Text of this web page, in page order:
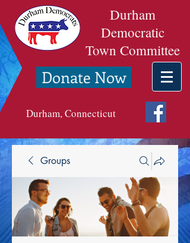
Durham
Democratic
Town Committee
Donate Now
Durham, Connecticut
Groups